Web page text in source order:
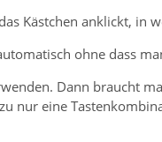
Kästchen anklickt, in
ohne dass
Dann braucht
nur eine